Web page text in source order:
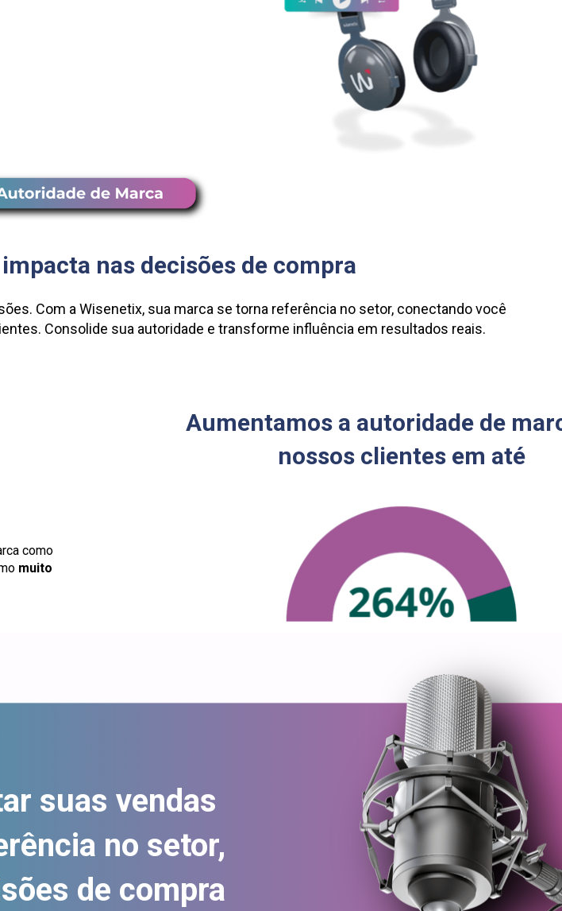
nas decisões de compra
Com a Wisenetix, sua marca se torna referência no setor, conectando você
Consolide sua autoridade e transforme influência em resultados reais.
Aumentamos a autoridade de
nossos clientes em até
muito
suas vendas
no setor,
de compra